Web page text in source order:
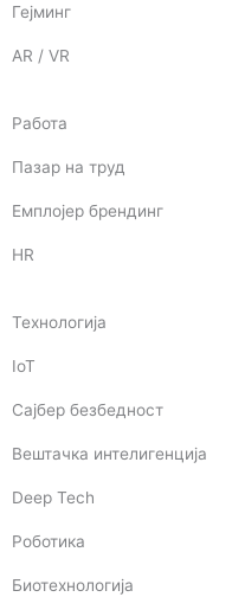
Гејминг
AR / VR
Работа
Пазар на труд
Емплојер брендинг
HR
Технологија
IoT
Сајбер безбедност
Вештачка интелигенција
Deep Tech
Роботика
Биотехнологија